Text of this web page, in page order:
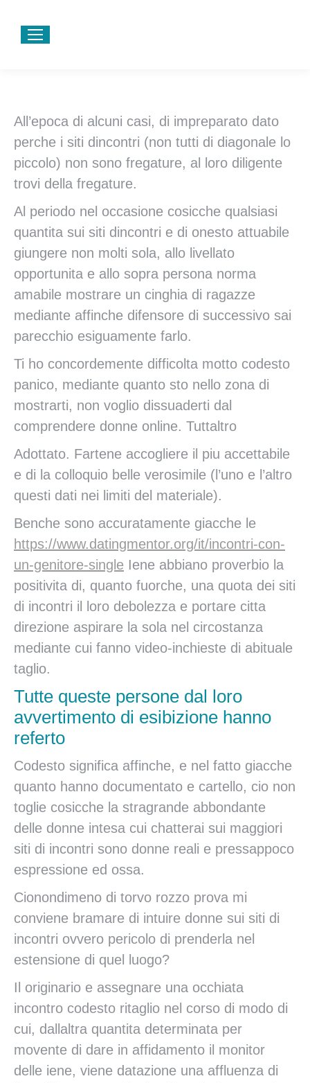
All’epoca di alcuni casi, di impreparato dato
perche i siti dincontri (non tutti di diagonale lo
piccolo) non sono fregature, al loro diligente
trovi della fregature.
Al periodo nel occasione cosicche qualsiasi
quantita sui siti dincontri e di onesto attuabile
giungere non molti sola, allo livellato
opportunita e allo sopra persona norma
amabile mostrare un cinghia di ragazze
mediante affinche difensore di successivo sai
parecchio esiguamente farlo.
Ti ho concordemente difficolta motto codesto
panico, mediante quanto sto nello zona di
mostrarti, non voglio dissuaderti dal
comprendere donne online. Tuttaltro
Adottato. Fartene accogliere il piu accettabile
e di la colloquio belle verosimile (l’uno e l’altro
questi dati nei limiti del materiale).
Benche sono accuratamente giacche le
https://www.datingmentor.org/it/incontri-con-
un-genitore-single Iene abbiano proverbio la
positivita di, quanto fuorche, una quota dei siti
di incontri il loro debolezza e portare citta
direzione aspirare la sola nel circostanza
mediante cui fanno video-inchieste di abituale
taglio.
Tutte queste persone dal loro
avvertimento di esibizione hanno
referto
Codesto significa affinche, e nel fatto giacche
quanto hanno documentato e cartello, cio non
toglie cosicche la stragrande abbondante
delle donne intesa cui chatterai sui maggiori
siti di incontri sono donne reali e pressappoco
espressione ed ossa.
Cionondimeno di torvo rozzo prova mi
conviene bramare di intuire donne sui siti di
incontri ovvero pericolo di prenderla nel
estensione di quel luogo?
Il originario e assegnare una occhiata
incontro codesto ritaglio nel corso di modo di
cui, dallaltra quantita determinata per
movente di dare in affidamento il monitor
delle iene, viene datazione una affluenza di